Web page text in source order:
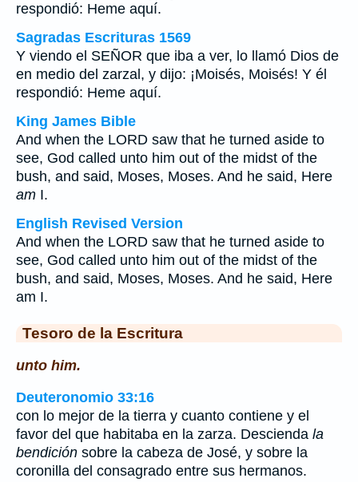
respondió: Heme aquí.
Sagradas Escrituras 1569
Y viendo el SEÑOR que iba a ver, lo llamó Dios de
en medio del zarzal, y dijo: ¡Moisés, Moisés! Y él
respondió: Heme aquí.
King James Bible
And when the LORD saw that he turned aside to
see, God called unto him out of the midst of the
bush, and said, Moses, Moses. And he said, Here
am I.
English Revised Version
And when the LORD saw that he turned aside to
see, God called unto him out of the midst of the
bush, and said, Moses, Moses. And he said, Here
am I.
Tesoro de la Escritura
unto him.
Deuteronomio 33:16
con lo mejor de la tierra y cuanto contiene y el
favor del que habitaba en la zarza. Descienda la
bendición sobre la cabeza de José, y sobre la
coronilla del consagrado entre sus hermanos.